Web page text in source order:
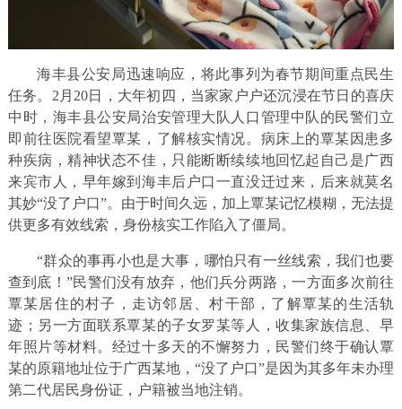
海丰县公安局迅速响应，将此事列为春节期间重点民生
任务。2月20日，大年初四，当家家户户还沉浸在节日的喜庆
中时，海丰县公安局治安管理大队人口管理中队的民警们立
即前往医院看望覃某，了解核实情况。病床上的覃某因患多
种疾病，精神状态不佳，只能断断续续地回忆起自己是广西
来宾市人，早年嫁到海丰后户口一直没迁过来，后来就莫名
其妙“没了户口”。由于时间久远，加上覃某记忆模糊，无法提
供更多有效线索，身份核实工作陷入了僵局。
“群众的事再小也是大事，哪怕只有一丝线索，我们也要
查到底！”民警们没有放弃，他们兵分两路，一方面多次前往
覃某居住的村子，走访邻居、村干部，了解覃某的生活轨
迹；另一方面联系覃某的子女罗某等人，收集家族信息、早
年照片等材料。经过十多天的不懈努力，民警们终于确认覃
某的原籍地址位于广西某地，“没了户口”是因为其多年未办理
第二代居民身份证，户籍被当地注销。